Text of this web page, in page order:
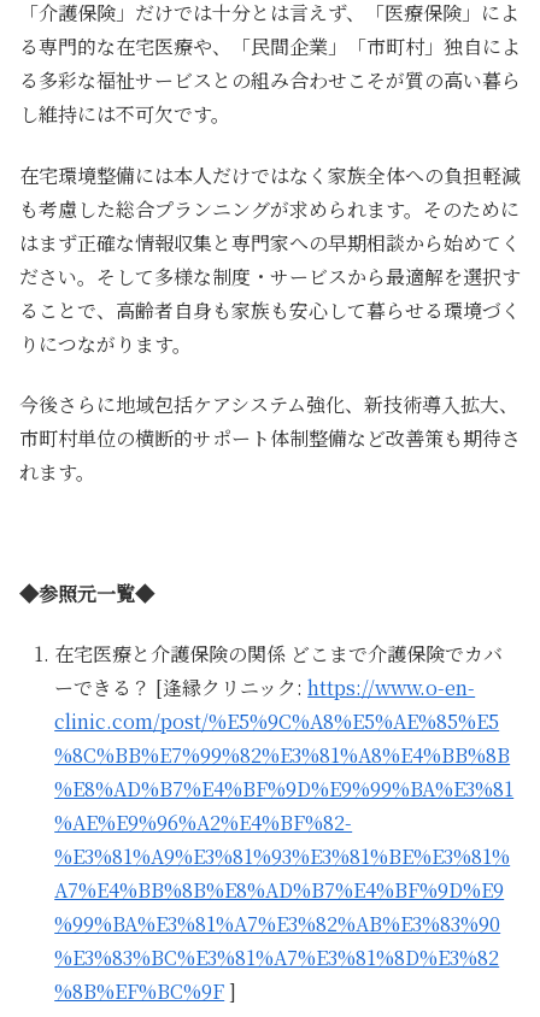
「介護保険」だけでは十分とは言えず、「医療保険」によ
る専門的な在宅医療や、「民間企業」「市町村」独自によ
る多彩な福祉サービスとの組み合わせこそが質の高い暮ら
し維持には不可欠です。
在宅環境整備には本人だけではなく家族全体への負担軽減
も考慮した総合プランニングが求められます。そのために
はまず正確な情報収集と専門家への早期相談から始めてく
ださい。そして多様な制度・サービスから最適解を選択す
ることで、高齢者自身も家族も安心して暮らせる環境づく
りにつながります。
今後さらに地域包括ケアシステム強化、新技術導入拡大、
市町村単位の横断的サポート体制整備など改善策も期待さ
れます。
◆参照元一覧◆
在宅医療と介護保険の関係 どこまで介護保険でカバ
ーできる？ [逢縁クリニック:https://www.o-en-
clinic.com/post/%E5%9C%A8%E5%AE%85%E5
%8C%BB%E7%99%82%E3%81%A8%E4%BB%8B
%E8%AD%B7%E4%BF%9D%E9%99%BA%E3%81
%AE%E9%96%A2%E4%BF%82-
%E3%81%A9%E3%81%93%E3%81%BE%E3%81%
A7%E4%BB%8B%E8%AD%B7%E4%BF%9D%E9
%99%BA%E3%81%A7%E3%82%AB%E3%83%90
%E3%83%BC%E3%81%A7%E3%81%8D%E3%82
%8B%EF%BC%9F]